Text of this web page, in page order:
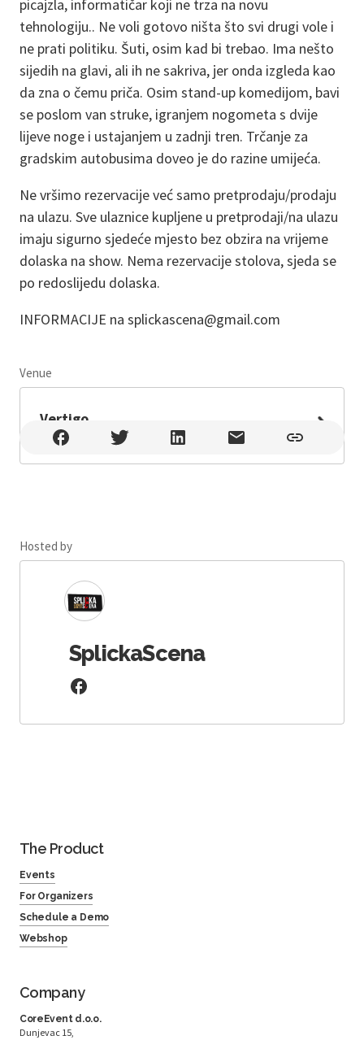
picajzla, informatičar koji ne trza na novu
tehnologiju.. Ne voli gotovo ništa što svi drugi vole i
ne prati politiku. Šuti, osim kad bi trebao. Ima nešto
sijedih na glavi, ali ih ne sakriva, jer onda izgleda kao
da zna o čemu priča. Osim stand-up komedijom, bavi
se poslom van struke, igranjem nogometa s dvije
lijeve noge i ustajanjem u zadnji tren. Trčanje za
gradskim autobusima doveo je do razine umijeća.
Ne vršimo rezervacije već samo pretprodaju/prodaju
na ulazu. Sve ulaznice kupljene u pretprodaji/na ulazu
imaju sigurno sjedeće mjesto bez obzira na vrijeme
dolaska na show. Nema rezervacije stolova, sjeda se
po redoslijedu dolaska.
INFORMACIJE na splickascena@gmail.com
Venue
Vertigo
Vertigo , Split , Ulica Antuna Gustava Matoša 29, Split
Hosted by
SplickaScena
The Product
Events
For Organizers
Schedule a Demo
Webshop
Company
CoreEvent d.o.o.
Dunjevac 15,